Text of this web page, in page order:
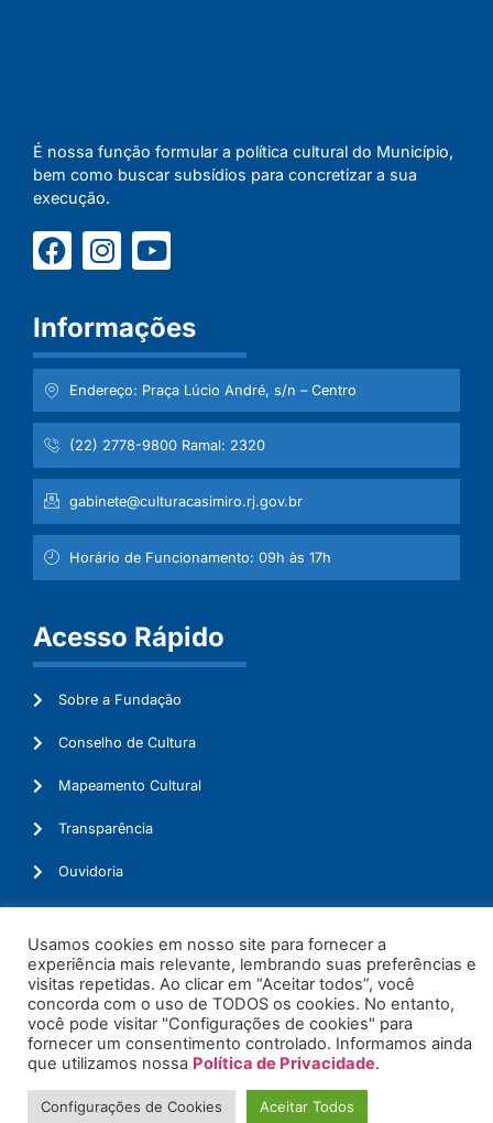
É nossa função formular a política cultural do Município,
bem como buscar subsídios para concretizar a sua
execução.
Informações
Endereço: Praça Lúcio André, s/n – Centro
(22) 2778-9800 Ramal: 2320
gabinete@culturacasimiro.rj.gov.br
Horário de Funcionamento: 09h às 17h
Acesso Rápido
Sobre a Fundação
Conselho de Cultura
Mapeamento Cultural
Transparência
Ouvidoria
© 2026. Todos os Direitos Reservados.
Usamos cookies em nosso site para fornecer a
experiência mais relevante, lembrando suas preferências e
visitas repetidas. Ao clicar em “Aceitar todos”, você
concorda com o uso de TODOS os cookies. No entanto,
você pode visitar "Configurações de cookies" para
fornecer um consentimento controlado. Informamos ainda
que utilizamos nossa Política de Privacidade.
Configurações de Cookies Aceitar Todos